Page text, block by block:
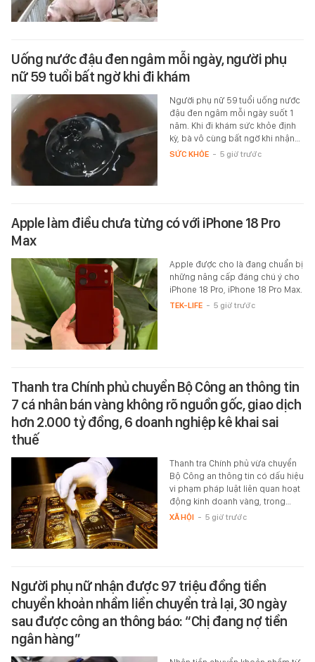
Uống nước đậu đen ngâm mỗi ngày, người phụ
nữ 59 tuổi bất ngờ khi đi khám
Người phụ nữ 59 tuổi uống nước
đậu đen ngâm mỗi ngày suốt 1
năm. Khi đi khám sức khỏe định
kỳ, bà vô cùng bất ngờ khi nhận…
SỨC KHỎE - 5 giờ trước
Apple làm điều chưa từng có với iPhone 18 Pro
Max
Apple được cho là đang chuẩn bị
những nâng cấp đáng chú ý cho
iPhone 18 Pro, iPhone 18 Pro Max.
TEK-LIFE - 5 giờ trước
Thanh tra Chính phủ chuyển Bộ Công an thông tin
7 cá nhân bán vàng không rõ nguồn gốc, giao dịch
hơn 2.000 tỷ đồng, 6 doanh nghiệp kê khai sai
thuế
Thanh tra Chính phủ vừa chuyển
Bộ Công an thông tin có dấu hiệu
vi phạm pháp luật liên quan hoạt
động kinh doanh vàng, trong…
XÃ HỘI - 5 giờ trước
Người phụ nữ nhận được 97 triệu đồng tiền
chuyển khoản nhầm liền chuyển trả lại, 30 ngày
sau được công an thông báo: “Chị đang nợ tiền
ngân hàng”